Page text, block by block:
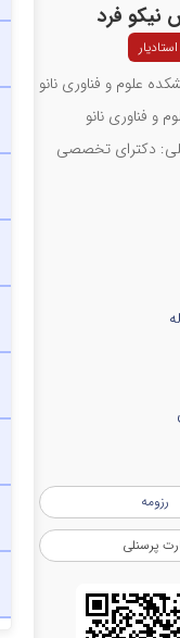
نیکو فرد
استادیار
علوم و فناوری نانو
و فناوری نانو
دکترای تخصصی
رزومه
پرسنلی